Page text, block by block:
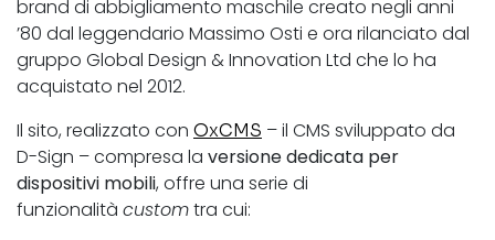
brand di abbigliamento maschile creato negli anni
’80 dal leggendario Massimo Osti e ora rilanciato dal
gruppo Global Design & Innovation Ltd che lo ha
acquistato nel 2012.
Il sito, realizzato con OxCMS – il CMS sviluppato da
D-Sign – compresa la versione dedicata per
dispositivi mobili, offre una serie di
funzionalità customtra cui: